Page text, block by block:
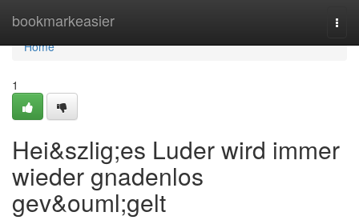
bookmarkeasier
Home
Home
1
Hei&szlig;es Luder wird immer
wieder gnadenlos
gev&ouml;gelt